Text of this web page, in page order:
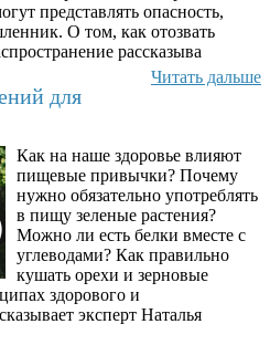
представлять опасность,
О том, как отозвать
рассказыва
Читать дальше
для
Как на наше здоровье влияют
пищевые привычки? Почему
нужно обязательно употреблять
в пищу зеленые растения?
Можно ли есть белки вместе с
углеводами? Как правильно
кушать орехи и зерновые
здорового и
эксперт Наталья